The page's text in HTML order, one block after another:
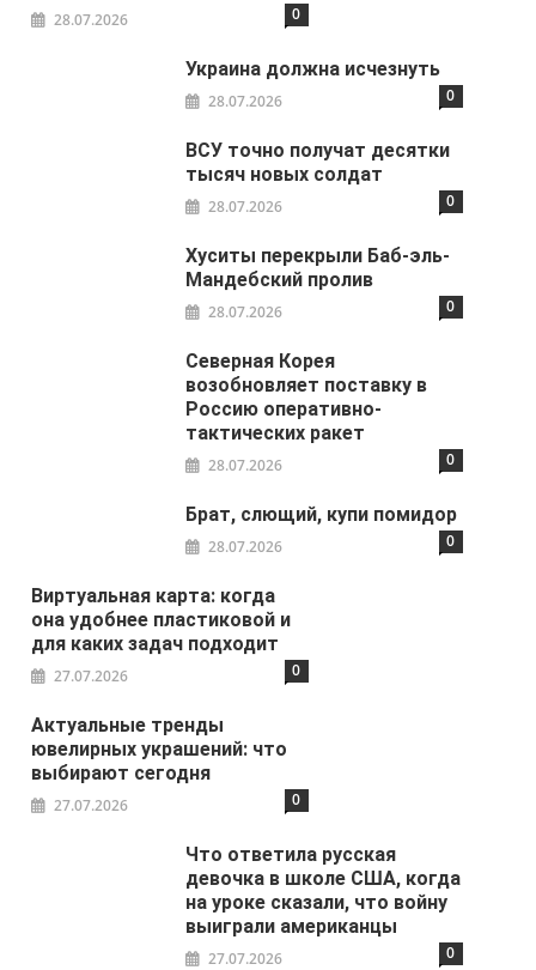
28.07.2026 0
Украина должна исчезнуть
28.07.2026 0
ВСУ точно получат десятки
тысяч новых солдат
28.07.2026 0
Хуситы перекрыли Баб-эль-
Мандебский пролив
28.07.2026 0
Северная Корея
возобновляет поставку в
Россию оперативно-
тактических ракет
28.07.2026 0
Брат, слющий, купи помидор
28.07.2026 0
Виртуальная карта: когда
она удобнее пластиковой и
для каких задач подходит
27.07.2026 0
Актуальные тренды
ювелирных украшений: что
выбирают сегодня
27.07.2026 0
Что ответила русская
девочка в школе США, когда
на уроке сказали, что войну
выиграли американцы
27.07.2026 0